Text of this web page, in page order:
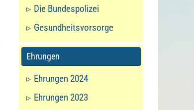
Die Bundespolizei
Gesundheitsvorsorge
Ehrungen
Ehrungen 2024
Ehrungen 2023